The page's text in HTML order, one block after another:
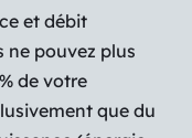
et débit
ne pouvez plus
de votre
que du